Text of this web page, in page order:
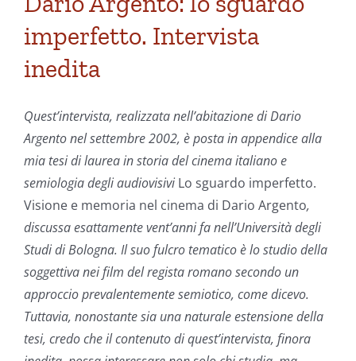
imperfetto. Intervista
inedita
Quest’intervista, realizzata nell’abitazione di Dario
Argento nel settembre 2002, è posta in appendice alla
mia tesi di laurea in storia del cinema italiano e
semiologia degli audiovisivi Lo sguardo imperfetto.
Visione e memoria nel cinema di Dario Argento,
discussa esattamente vent’anni fa nell’Università degli
Studi di Bologna. Il suo fulcro tematico è lo studio della
soggettiva nei film del regista romano secondo un
approccio prevalentemente semiotico, come dicevo.
Tuttavia, nonostante sia una naturale estensione della
tesi, credo che il contenuto di quest’intervista, finora